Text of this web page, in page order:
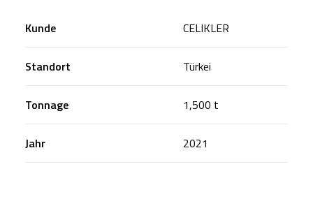
Kunde CELIKLER
Standort Türkei
Tonnage 1,500 t
Jahr 2021